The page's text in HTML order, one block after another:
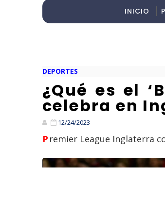
INICIO
DEPORTES
¿Qué es el
celebra en
12/24/2023
Premier League Inglaterra